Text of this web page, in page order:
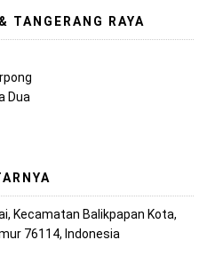
TANGERANG RAYA
Dua
Kecamatan Balikpapan Kota,
76114, Indonesia